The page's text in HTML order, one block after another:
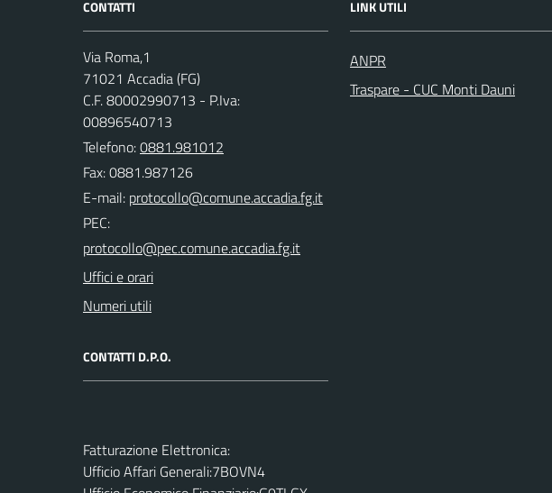
CONTATTI
Via Roma,1
71021 Accadia (FG)
C.F. 80002990713 - P.Iva:
00896540713
Telefono:0881.981012
Fax: 0881.987126
E-mail:
PEC:
Uffici e orari
Numeri utili
CONTATTI D.P.O.
Fatturazione Elettronica:
Ufficio Affari Generali:7BOVN4
LINK UTILI
ANPR
Traspare - CUC Monti Dauni